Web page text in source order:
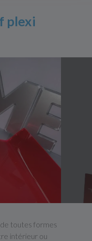
plexi
toutes formes
intérieur ou